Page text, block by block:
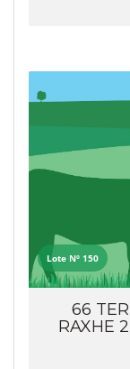
Lote Nº 150
66
RAXHE